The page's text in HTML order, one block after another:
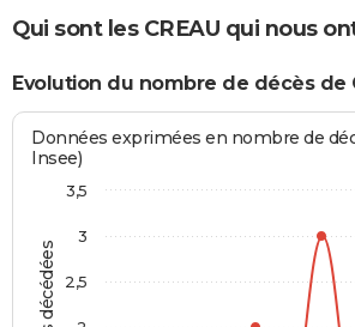
Qui sont les CREAU qui nous
Evolution du nombre de décès de
Données exprimées en nombre de
Insee)
2,5
3
3,5